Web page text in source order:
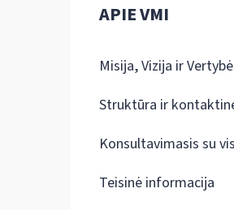
APIE VMI
Misija, Vizija ir
Struktūra ir
Konsultavimasis su
Teisinė informacija